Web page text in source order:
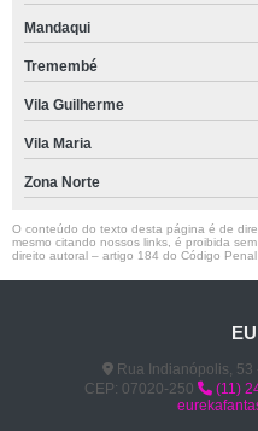
Mandaqui
Tremembé
Vila Guilherme
Vila Maria
Zona Norte
O conteúdo do texto desta página é de
mesmo citando nossos links, é proibida
direito autoral – artigo 184 do Código
Rua Indianópolis, 53
CEP: 07020-250
(11)